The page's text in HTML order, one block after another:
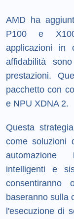
AMD ha
P100 e
applicazioni in
affidabilità
prestazioni.
pacchetto con
e NPU XDNA 2.
Questa
come soluzioni
automazione
intelligenti e
baseranno sulla
l'esecuzione di